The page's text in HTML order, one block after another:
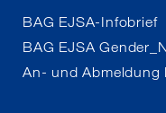
BAG EJSA-Infobrief
BAG EJSA
An- und Abmeldung